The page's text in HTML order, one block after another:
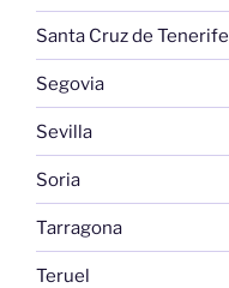
Santa Cruz de Tenerife
Segovia
Sevilla
Soria
Tarragona
Teruel